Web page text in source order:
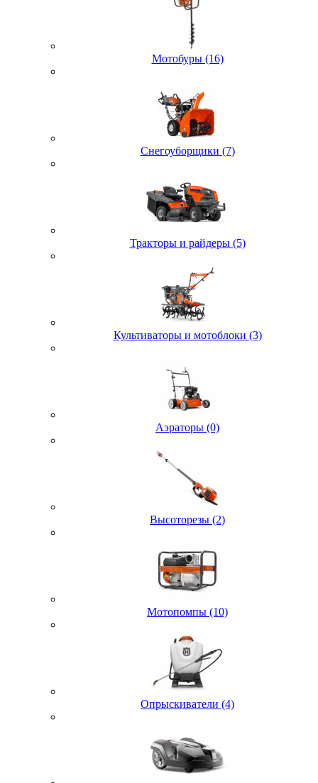
Мотобуры (16)
Снегоуборщики (7)
Тракторы и райдеры (5)
Культиваторы и мотоблоки (3)
Аэраторы (0)
Высоторезы (2)
Мотопомпы (10)
Опрыскиватели (4)